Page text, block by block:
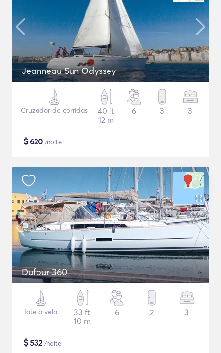
Jeanneau Sun Odyssey
Cruzador de corridas
40 ft
12 m
6 3 3
$620 /noite
Dufour 360
Iate à vela
33 ft
10 m
6 2 3
$532/noite